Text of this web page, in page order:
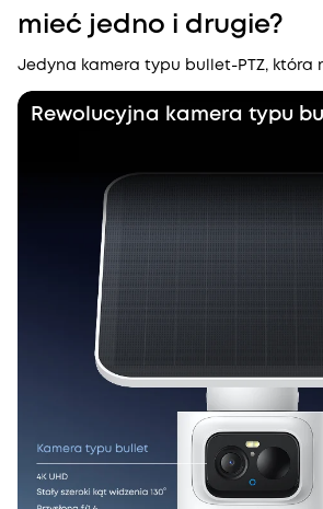
mieć jedno i drugie?
Jedyna kamera typu bullet-PTZ, która
Rewolucyjna kamera typu